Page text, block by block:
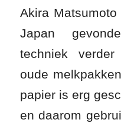
Akira
Japan
techniek
oude
papier is erg
en daarom